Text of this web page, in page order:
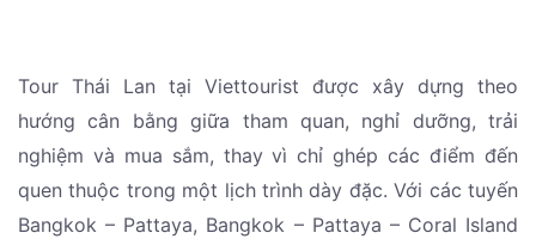
Tour Thái Lan tại Viettourist được xây dựng theo
hướng cân bằng giữa tham quan, nghỉ dưỡng, trải
nghiệm và mua sắm, thay vì chỉ ghép các điểm đến
quen thuộc trong một lịch trình dày đặc. Với các tuyến
Bangkok – Pattaya, Bangkok – Pattaya – Coral Island